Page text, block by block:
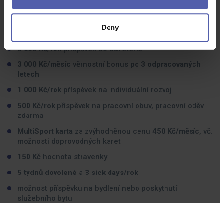
Deny
10 000 Kč/rokve slevách na nákup v lékárnách BENU a
veškeré služby Center prevence s poradenstvím
3 000 Kč/rokpříspěvek do Cafeterie
3 000 Kč/měsíc věrnostní bonus po 3 odpracovaných
letech
1 000 Kč/rok příspěvek na individuální rozvoj
500 Kč/rok příspěvek na pracovní obuv, pracovní oděv
zdarma
MultiSport karta za zvýhodněnou cenu 450 Kč/měsíc, vč.
možnosti doprovodných karet
150 Kč hodnota stravenky
5 týdnů dovolené a 3 sick days/rok
možnost příspěvku na bydlení nebo poskytnutí
služebního bytu